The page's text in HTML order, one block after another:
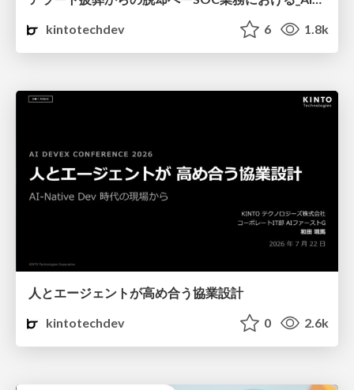
kintotechdev
6 1.8k
人とエージェントが高め合う協業設計
kintotechdev
0 2.6k